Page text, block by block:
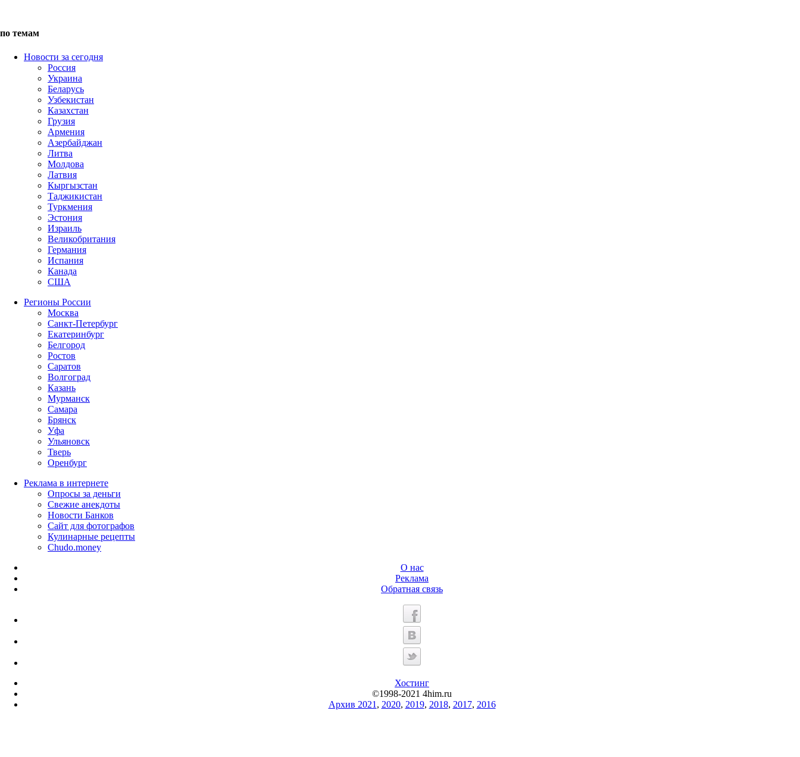
по темам
Новости за сегодня
Россия
Украина
Беларусь
Узбекистан
Казахстан
Грузия
Армения
Азербайджан
Литва
Молдова
Латвия
Кыргызстан
Таджикистан
Туркмения
Эстония
Израиль
Великобритания
Германия
Испания
Канада
США
Регионы России
Москва
Санкт-Петербург
Екатеринбург
Белгород
Ростов
Саратов
Волгоград
Казань
Мурманск
Самара
Брянск
Уфа
Ульяновск
Тверь
Оренбург
Реклама в интернете
Опросы за деньги
Свежие анекдоты
Новости Банков
Сайт для фотографов
Кулинарные рецепты
Chudo.money
О нас
Реклама
Обратная связь
Хостинг
©1998-2021 4him.ru
Архив 2021 , 2020, 2019, 2018, 2017, 2016